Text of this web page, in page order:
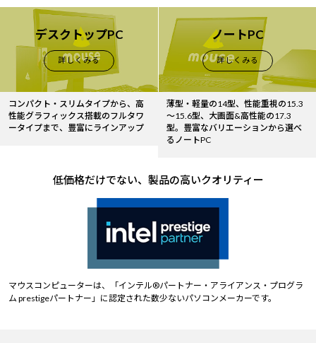
デスクトップPC
詳しくみる
コンパクト・スリムタイプから、高
性能グラフィックス搭載のフルタワ
ータイプまで、豊富にラインアップ
ノートPC
詳しくみる
薄型・軽量の14型、性能重視の15.3
～15.6型、大画面&高性能の17.3
型。豊富なバリエーションから選べ
るノートPC
低価格だけでない、製品の高いクオリティー
マウスコンピューターは、「インテル®パートナー・アライアンス・プログラ
ム prestigeパートナー」に認定された数少ないパソコンメーカーです。